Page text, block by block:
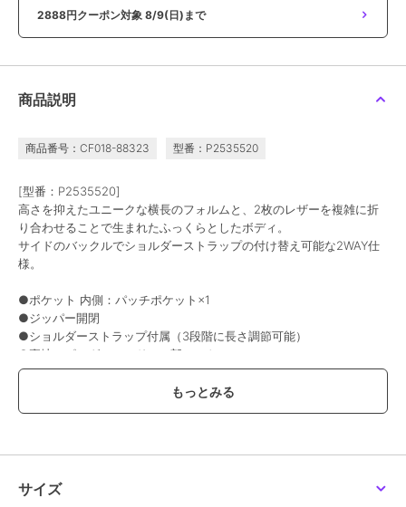
2888円クーポン対象 8/9(日)まで
商品説明
商品番号：CF018-88323 型番：P2535520
[型番：P2535520]
高さを抑えたユニークな横長のフォルムと、2枚のレザーを複雑に折
り合わせることで生まれたふっくらとしたボディ。
サイドのバックルでショルダーストラップの付け替え可能な2WAY仕
様。
●ポケット 内側：パッチポケット×1
●ジッパー開閉
●ショルダーストラップ付属（3段階に長さ調節可能）
●裏地：ピッグスエード（一部コットン）
※裏地のカラーは商品のカラーによって異なります。
※ハンドル・ショルダーストラップは鞄から外した状態で発送いたし
ます。ご使用前にお好みの長さに取り付けてお使いください。
のこと、セレモニーバッグとしてもおすすめです。
【素材】
サイズ